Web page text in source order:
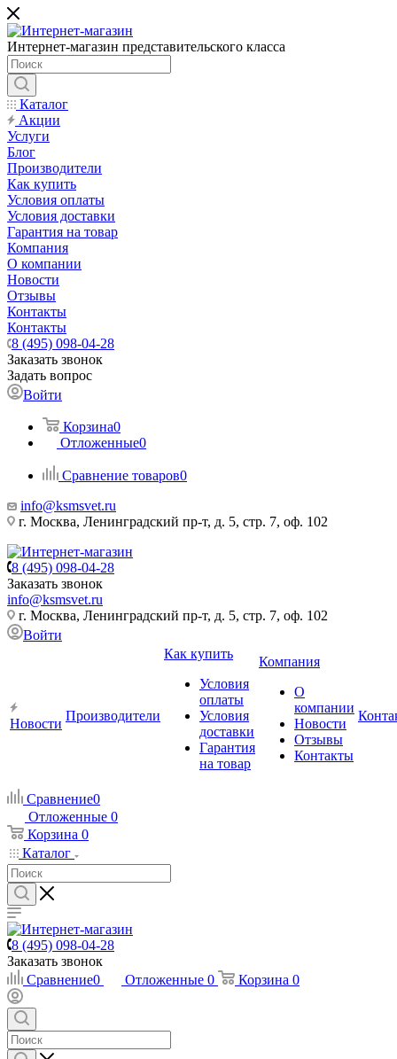
Интернет-магазин представительского класса
Каталог
Акции
Услуги
Блог
Производители
Как купить
Условия оплаты
Условия доставки
Гарантия на товар
Компания
О компании
Новости
Отзывы
Контакты
Контакты
8 (495) 098-04-28
Заказать звонок
Задать вопрос
Войти
Корзина0
Отложенные0
Сравнение товаров0
info@ksmsvet.ru
г. Москва, Ленинградский пр-т, д. 5, стр. 7, оф. 102
8 (495) 098-04-28
Заказать звонок
info@ksmsvet.ru
г. Москва, Ленинградский пр-т, д. 5, стр. 7, оф. 102
Войти
Новости
Производители
Как купить
Условия
оплаты
Условия
доставки
Гарантия
на товар
Компания
О
компании
Новости
Отзывы
Контакты
Сравнение0
Отложенные 0
Корзина 0
Каталог
8 (495) 098-04-28
Заказать звонок
Сравнение0 Отложенные 0 Корзина 0